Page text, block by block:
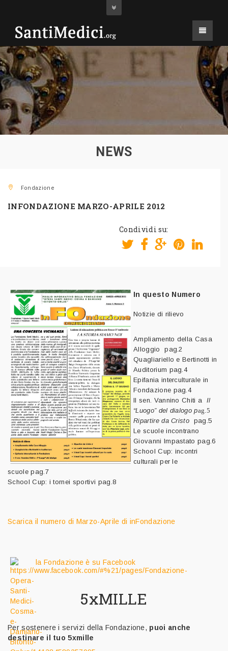
NEWS
Fondazione
INFONDAZIONE MARZO-APRILE 2012
Condividi su:
In questo Numero
Notizie di rilievo
Ampliamento della Casa
Alloggio
pag.2
Quagliariello e Bertinotti in
Auditorium pag.4
Epifania interculturale in
Fondazione pag.4
Il sen. Vannino Chiti a
Il
“Luogo” del dialogo pag.5
Ripartire da Cristo pag.5
Le scuole incontrano
Giovanni Impastato pag.6
School Cup: incontri
culturali per le
scuolepag.7
School Cup: i tornei sportivi pag.8
Scarica il numero di Marzo-Aprile di inFondazione
la Fondazione è su Facebook
5xMILLE
Per sostenere i servizi della Fondazione, puoi anche
destinare il tuo 5xmille